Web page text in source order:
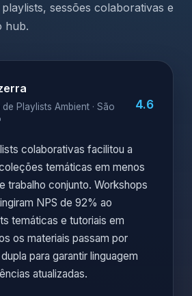
sessões colaborativas e
hub.
Playlists Ambient · São
4.6
colaborativas facilitou a
temáticas em menos
trabalho conjunto. Workshops
NPS de 92% ao
temáticas e tutoriais em
os materiais passam por
para garantir linguagem
atualizadas.